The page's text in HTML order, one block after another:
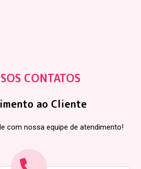
CONTATOS
ao Cliente
com nossa equipe de atendimento!